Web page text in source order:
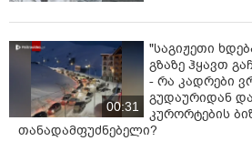
00:31
"საგიჟეთი
გზაზე ჰყავთ
- რა კადრები
გუდაურიდან
კურორტების
თანადამფუძნებელი?